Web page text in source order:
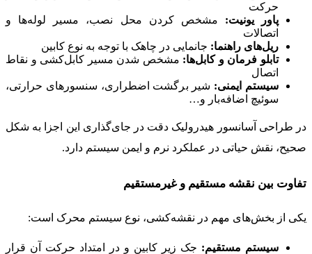
حرکت
پاور یونیت: مشخص کردن محل نصب، مسیر لوله‌ها و
اتصالات
ریل‌های راهنما: جانمایی در چاهک با توجه به نوع کابین
تابلو فرمان و کابل‌ها: مشخص شدن مسیر کابل‌کشی و نقاط
اتصال
سیستم ایمنی: شیر برگشت اضطراری، سنسورهای حرارتی،
سوئیچ اضافه‌بار و…
در طراحی آسانسور هیدرولیک دقت در جای‌گذاری این اجزا به شکل
صحیح، نقش حیاتی در عملکرد نرم و ایمن سیستم دارد.
تفاوت بین نقشه مستقیم و غیرمستقیم
یکی از بخش‌های مهم در نقشه‌کشی، نوع سیستم محرک است:
سیستم مستقیم: جک زیر کابین و در امتداد حرکت آن قرار